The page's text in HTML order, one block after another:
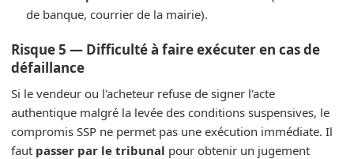
de banque, courrier de la mairie).
Risque 5 — Difficulté à faire exécuter en cas de
défaillance
Si le vendeur ou l'acheteur refuse de signer l'acte
authentique malgré la levée des conditions suspensives, le
compromis SSP ne permet pas une exécution immédiate. Il
faut passer par le tribunal pour obtenir un jugement